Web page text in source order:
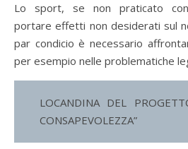
Lo sport, se non praticato con
portare effetti non desiderati sul
par condicio è necessario
per esempio nelle problematiche
LOCANDINA DEL
CONSAPEVOLEZZA”